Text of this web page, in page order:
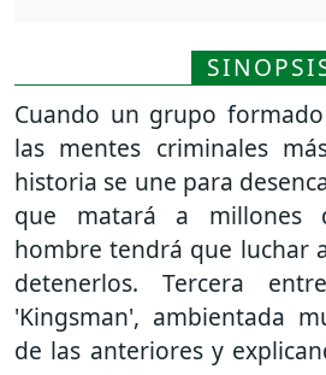
Cuando un grupo
las mentes criminales
historia se une para
que matará a millones
hombre tendrá que luchar
detenerlos. Tercera
'Kingsman', ambientada
de las anteriores y